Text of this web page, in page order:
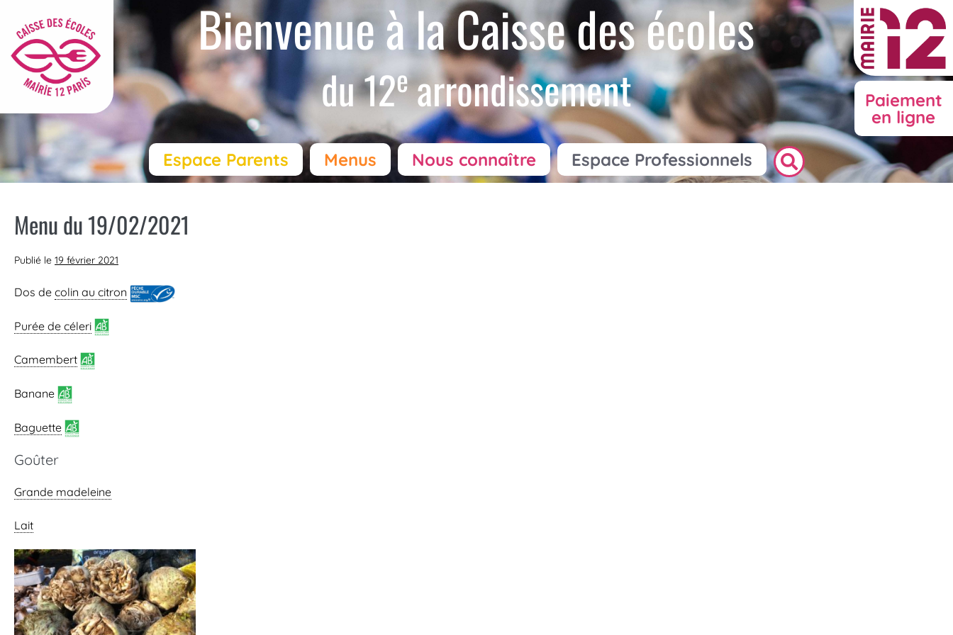
Bienvenue à la Caisse des écoles
du 12earrondissement
Paiement
en ligne
Espace Parents
Menus Nous connaître Espace Professionnels
Menu du 19/02/2021
Publié le 19 février 2021
Dos de colin au citron
Purée de céleri
Camembert
Banane
Baguette
Goûter
Grande madeleine
Lait